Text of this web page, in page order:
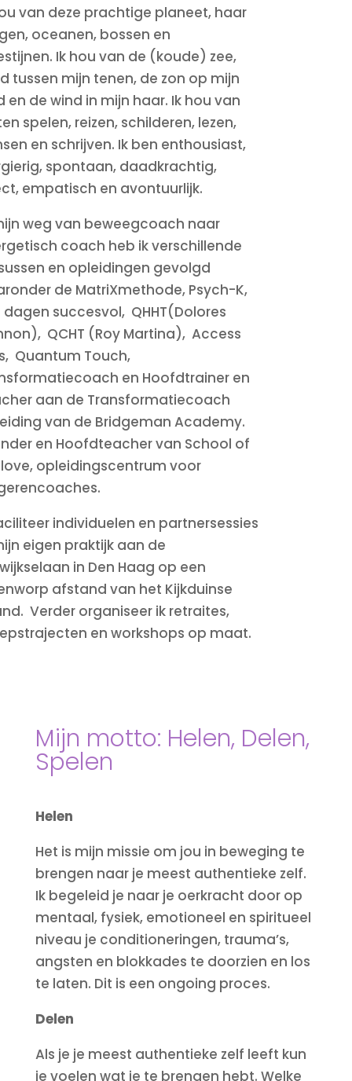
van deze prachtige planeet, haar
oceanen, bossen en
Ik hou van de (koude) zee,
tussen mijn tenen, de zon op mijn
en de wind in mijn haar. Ik hou van
spelen, reizen, schilderen, lezen,
en schrijven. Ik ben enthousiast,
spontaan, daadkrachtig,
empatisch en avontuurlijk.
weg van beweegcoach naar
coach heb ik verschillende
en opleidingen gevolgd
de MatriXmethode, Psych-K,
dagen succesvol, QHHT(Dolores
QCHT (Roy Martina), Access
Quantum Touch,
en Hoofdtrainer en
aan de Transformatiecoach
van de Bridgeman Academy.
en Hoofdteacher van School of
opleidingscentrum voor
individuelen en partnersessies
eigen praktijk aan de
in Den Haag op een
afstand van het Kijkduinse
Verder organiseer ik retraites,
en workshops op maat.
Mijn motto: Helen, Delen,
Spelen
Helen
Het is mijn missie om jou in beweging te
brengen naar je meest authentieke zelf.
Ik begeleid je naar je oerkracht door op
mentaal, fysiek, emotioneel en spiritueel
niveau je conditioneringen, trauma’s,
angsten en blokkades te doorzien en los
te laten. Dit is een ongoing proces.
Delen
Als je je meest authentieke zelf leeft kun
je voelen wat je te brengen hebt. Welke